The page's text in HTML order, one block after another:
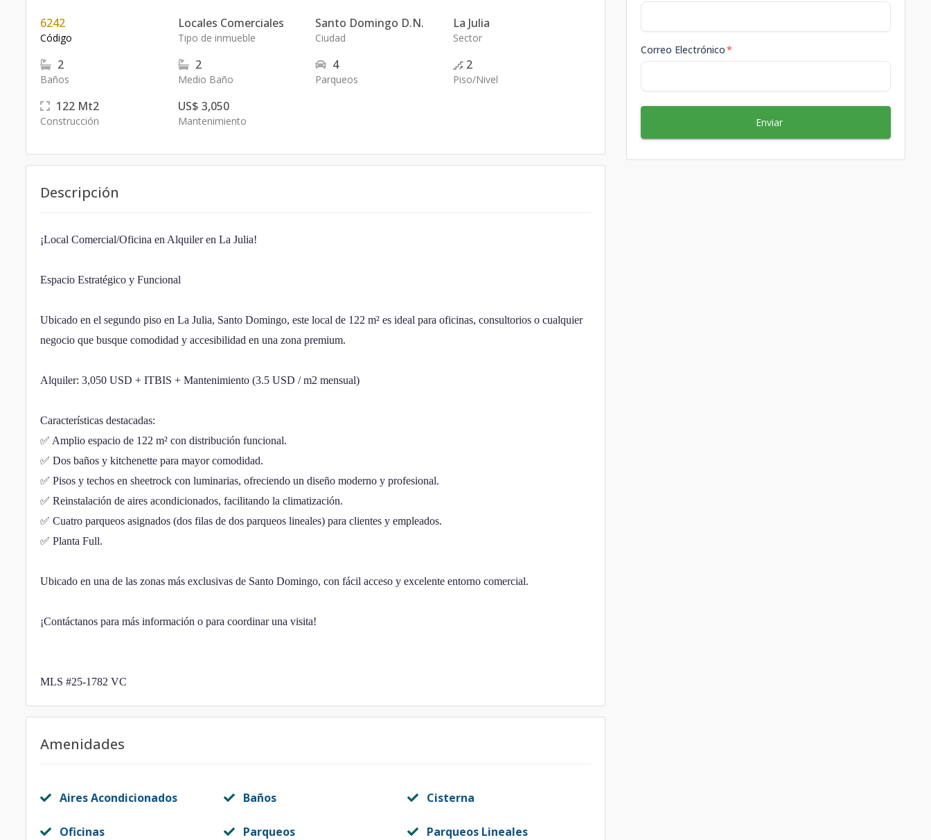
6242
Código
Locales Comerciales
Tipo de inmueble
Santo Domingo D.N.
Ciudad
La Julia
Sector
2
Baños
2
Medio Baño
4
Parqueos
2
Piso/Nivel
122 Mt2
Construcción
US$ 3,050
Mantenimiento
Descripción
¡Local Comercial/Oficina en Alquiler en La Julia!
Espacio Estratégico y Funcional
Ubicado en el segundo piso en La Julia, Santo Domingo, este local de 122 m² es ideal para oficinas, consultorios o cualquier
negocio que busque comodidad y accesibilidad en una zona premium.
Alquiler: 3,050 USD + ITBIS + Mantenimiento (3.5 USD / m2 mensual)
Características destacadas:
✅ Amplio espacio de 122 m² con distribución funcional.
✅ Dos baños y kitchenette para mayor comodidad.
✅ Pisos y techos en sheetrock con luminarias, ofreciendo un diseño moderno y profesional.
✅ Reinstalación de aires acondicionados, facilitando la climatización.
✅ Cuatro parqueos asignados (dos filas de dos parqueos lineales) para clientes y empleados.
✅ Planta Full.
Ubicado en una de las zonas más exclusivas de Santo Domingo, con fácil acceso y excelente entorno comercial.
¡Contáctanos para más información o para coordinar una visita!
MLS #25-1782 VC
Amenidades
Aires Acondicionados Baños Cisterna
Oficinas Parqueos Parqueos Lineales
Correo Electrónico*
Enviar